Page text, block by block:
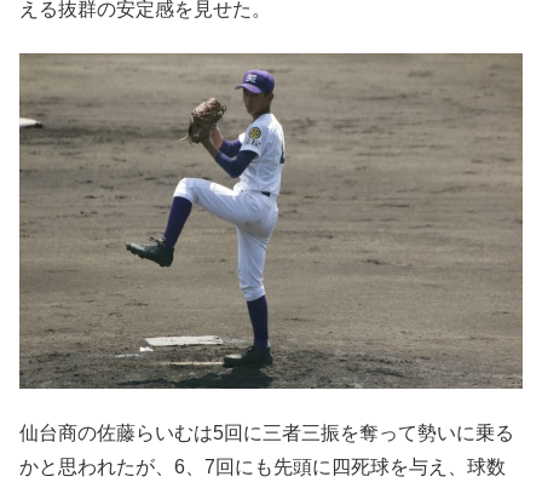
える抜群の安定感を見せた。
仙台商の佐藤らいむは5回に三者三振を奪って勢いに乗る
かと思われたが、6、7回にも先頭に四死球を与え、球数